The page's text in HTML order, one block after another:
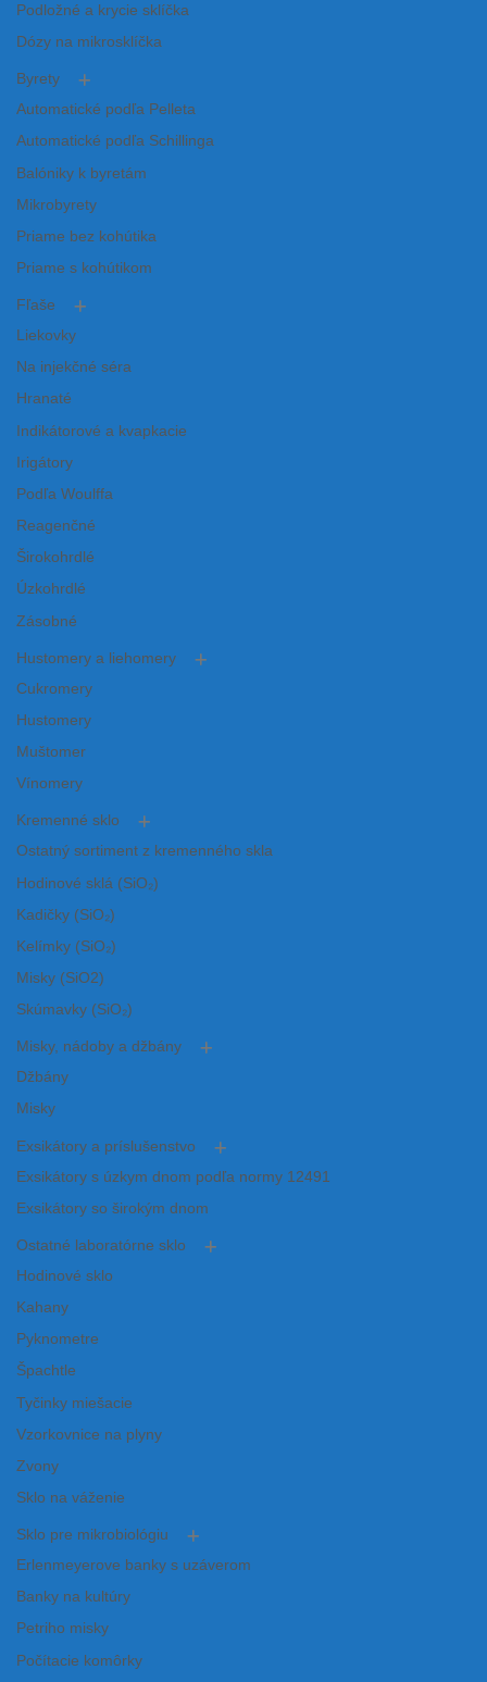
Podložné a krycie sklíčka
Dózy na mikrosklíčka
Byrety
Automatické podľa Pelleta
Automatické podľa Schillinga
Balóniky k byretám
Mikrobyrety
Priame bez kohútika
Priame s kohútikom
Fľaše
Liekovky
Na injekčné séra
Hranaté
Indikátorové a kvapkacie
Irigátory
Podľa Woulffa
Reagenčné
Širokohrdlé
Úzkohrdlé
Zásobné
Hustomery a liehomery
Cukromery
Hustomery
Muštomer
Vínomery
Kremenné sklo
Ostatný sortiment z kremenného skla
Hodinové sklá (SiO₂)
Kadičky (SiO₂)
Kelímky (SiO₂)
Misky (SiO2)
Skúmavky (SiO₂)
Misky, nádoby a džbány
Džbány
Misky
Exsikátory a príslušenstvo
Exsikátory s úzkym dnom podľa normy 12491
Exsikátory so širokým dnom
Ostatné laboratórne sklo
Hodinové sklo
Kahany
Pyknometre
Špachtle
Tyčinky miešacie
Vzorkovnice na plyny
Zvony
Sklo na váženie
Sklo pre mikrobiológiu
Erlenmeyerove banky s uzáverom
Banky na kultúry
Petriho misky
Počítacie komôrky